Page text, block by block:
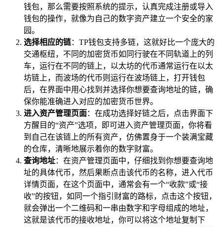
钱包，那么需要按照系统的提示，认真完成注册或导入
钱包的操作，就像为自己的数字资产建立一个安全的家
园。
选择相应的链：TP钱包支持多链，这就好比一个庞大的
交通枢纽，不同的加密货币如同行驶在不同轨道上的列
车，运行在不同的链上，以太坊的代币通常运行在以太
坊链上，而波场的代币则运行在波场链上，打开钱包
后，在界面中用心找到并选择你想要查询地址的链，确
保你能准确进入对应的加密货币世界。
进入资产管理页面：在成功选择好链之后，点击界面下
方醒目的“资产”选项，即可进入资产管理页面，你将看
到自己在该链上的所有资产，仿佛置身于一个装满宝藏
的仓库，清晰地展示着你的数字财富。
查询地址：在资产管理页面中，仔细找到你想要查询地
址的具体代币，然后果断点击该代币的名称，进入代币
详情页面，在这个页面中，通常会有一个“收款”或“接
收”的按钮，如同一个指引财富的路标，点击这个按钮，
就会弹出一个二维码和一串由数字和字母组成的地址，
这就是该代币的接收地址，你可以将这个地址复制下